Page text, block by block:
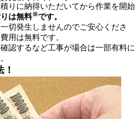
りに納得いただいてから作業を開始
は無料※です。
切発生しませんのでご安心くださ
用は無料です。
認するなど工事が場合は一部有料に